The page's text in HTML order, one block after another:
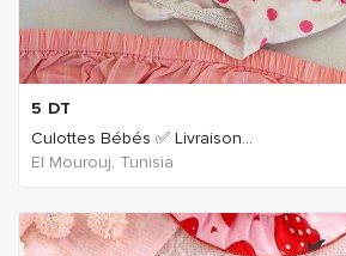
5 DT
Culottes Bébés ✅ Livraison...
El Mourouj, Tunisia